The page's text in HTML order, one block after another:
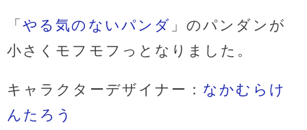
「やる気のないパンダ 」のパンダンが
小さくモフモフっとなりました。
キャラクターデザイナー： なかむらけ
んたろう